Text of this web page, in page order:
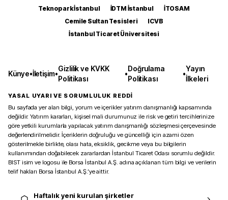
Teknopark İstanbul
İDTM İstanbul
İTOSAM
Cemile Sultan Tesisleri
ICVB
İstanbul Ticaret Üniversitesi
Künye•İletişim•
Gizlilik ve KVKK
Politikası
•
Doğrulama
Politikası
•
Yayın
İlkeleri
YASAL UYARI VE SORUMLULUK REDDİ
Bu sayfada yer alan bilgi, yorum ve içerikler yatırım danışmanlığı kapsamında
değildir. Yatırım kararları, kişisel mali durumunuz ile risk ve getiri tercihlerinize
göre yetkili kurumlarla yapılacak yatırım danışmanlığı sözleşmesi çerçevesinde
değerlendirilmelidir. İçeriklerin doğruluğu ve güncelliği için azami özen
gösterilmekle birlikte, olası hata, eksiklik, gecikme veya bu bilgilerin
kullanımından doğabilecek zararlardan İstanbul Ticaret Odası sorumlu değildir.
BIST isim ve logosu ile Borsa İstanbul A.Ş. adına açıklanan tüm bilgi ve verilerin
telif hakları Borsa İstanbul A.Ş.’ye aittir.
Haftalık yeni kurulan şirketler